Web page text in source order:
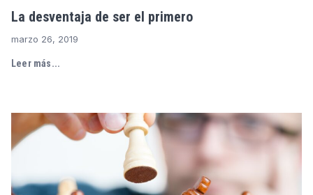
La desventaja de ser el primero
marzo 26, 2019
Leer más...